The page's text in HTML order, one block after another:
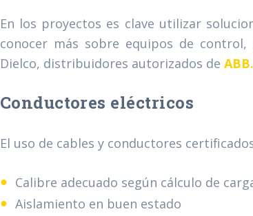
En los proyectos es clave utilizar
conocer más sobre equipos de
Dielco, distribuidores autorizados de ABB.
Conductores eléctricos
El uso de cables y conductores
Calibre adecuado según cálculo de
Aislamiento en buen estado